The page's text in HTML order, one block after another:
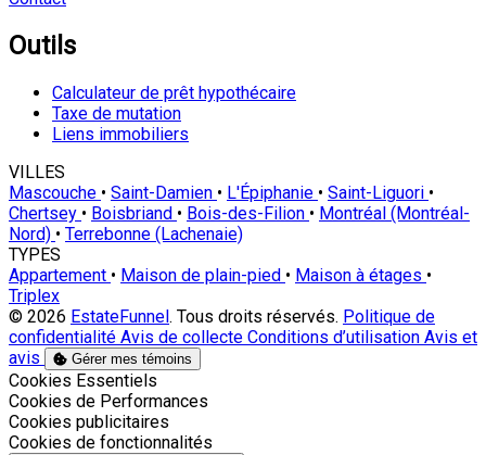
Outils
Calculateur de prêt hypothécaire
Taxe de mutation
Liens immobiliers
VILLES
Mascouche • Saint-Damien • L'Épiphanie • Saint-Liguori •
Chertsey • Boisbriand • Bois-des-Filion • Montréal (Montréal-
Nord) • Terrebonne (Lachenaie)
TYPES
Appartement • Maison de plain-pied • Maison à étages •
Triplex
© 2026 EstateFunnel . Tous droits réservés. Politique de
confidentialité Avis de collecte Conditions d’utilisation Avis et
avis
Gérer mes témoins
Activer
Cookies Essentiels
Activer
Cookies de Performances
Activer
Cookies publicitaires
Activer
Cookies de fonctionnalités